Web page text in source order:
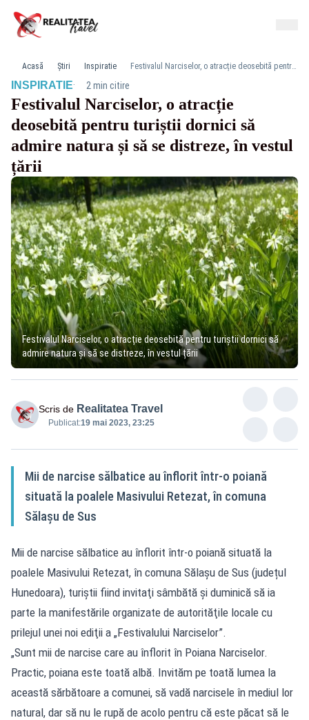
Acasă Știri Inspiratie Festivalul Narciselor, o atracție deosebită pentru turiștii dornici să admire natura și să se distreze, în vestul țării
INSPIRATIE· 2 min citire
Festivalul Narciselor, o atracție
deosebită pentru turiștii dornici să
admire natura și să se distreze, în vestul
țării
Festivalul Narciselor, o atracție deosebită pentru turiștii dornici să
admire natura și să se distreze, în vestul țării
Scris de Realitatea Travel
Publicat:19 mai 2023, 23:25
Mii de narcise sălbatice au înflorit într-o poiană
situată la poalele Masivului Retezat, în comuna
Sălaşu de Sus
Mii de narcise sălbatice au înflorit într-o poiană situată la
poalele Masivului Retezat, în comuna Sălaşu de Sus (județul
Hunedoara), turiştii fiind invitaţi sâmbătă şi duminică să ia
parte la manifestările organizate de autorităţile locale cu
prilejul unei noi ediţii a „Festivalului Narciselor”.
„Sunt mii de narcise care au înflorit în Poiana Narciselor.
Practic, poiana este toată albă. Invităm pe toată lumea la
această sărbătoare a comunei, să vadă narcisele în mediul lor
natural, dar să nu le rupă de acolo pentru că este păcat să le